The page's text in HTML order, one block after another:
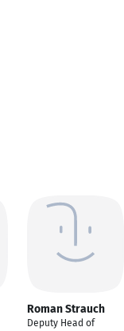
Roman Strauch
Deputy Head of